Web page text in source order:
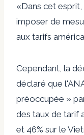
«Dans cet esprit,
imposer de
aux tarifs
Cependant, la
déclaré que
préoccupée »
des taux de tarif
et 46% sur le